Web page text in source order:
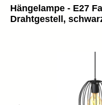
Hängelampe - E27
Drahtgestell,